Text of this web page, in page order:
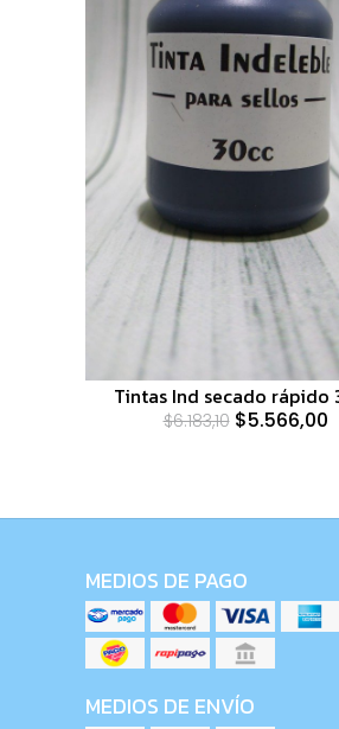
Tintas Ind secado rápido
$6.183,10$5.566,00
MEDIOS DE PAGO
MEDIOS DE ENVÍO